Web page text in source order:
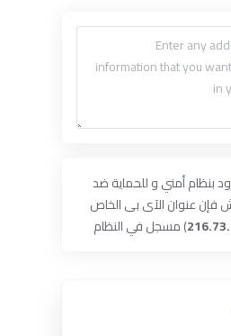
بنظام أمني و للحماية ضد
فإن عنوان الآى بى الخاص
) مسجل في النظام